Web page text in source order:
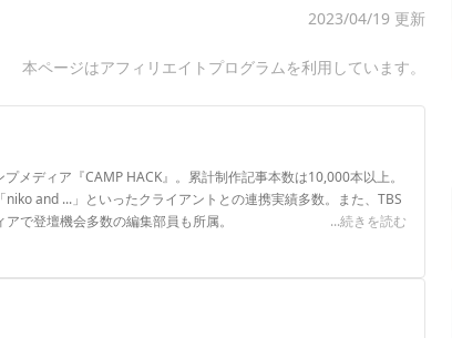
2023/04/19 更新
本ページはアフィリエイトプログラムを利用しています。
メディア『CAMP HACK』。累計制作記事本数は10,000本以上。
and ...」といったクライアントとの連携実績多数。また、TBS
で登壇機会多数の編集部員も所属。
...続きを読む